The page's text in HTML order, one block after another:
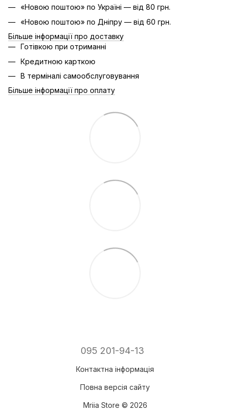
«Новою поштою» по Україні — від 80 грн.
«Новою поштою» по Дніпру — від 60 грн.
Більше інформації про доставку
Готівкою при отриманні
Кредитною карткою
В терміналі самообслуговування
Більше інформації про оплату
095 201-94-13
Контактна інформація
Повна версія сайту
Mriia Store © 2026